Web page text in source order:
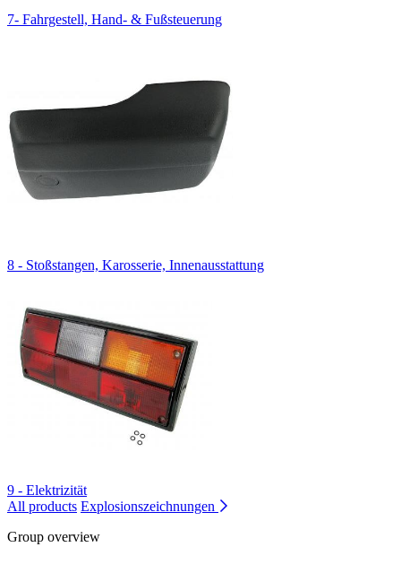
7- Fahrgestell, Hand- & Fußsteuerung
8 - Stoßstangen, Karosserie, Innenausstattung
9 - Elektrizität
All products Explosionszeichnungen
Group overview